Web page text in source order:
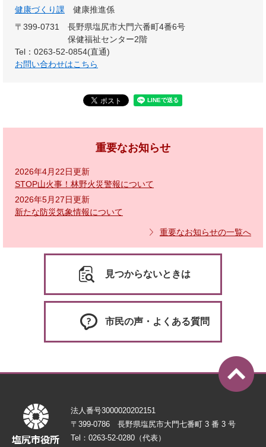
健康づくり課
健康推進係
〒399-0731
長野県塩尻市大門六番町4番6号
保健福祉センター2階
Tel：0263-52-0854(直通)
お問い合わせはこちら
重要なお知らせ
2026年4月22日更新
STOP山火事！林野火災警報について
2026年5月27日更新
新たな防災気象情報について
重要なお知らせの一覧へ
見つからないときは
市民の声・よくある質問
法人番号3000020202151
〒399-0786 長野県塩尻市大門七番町 3 番 3 号
Tel：0263-52-0280（代表）